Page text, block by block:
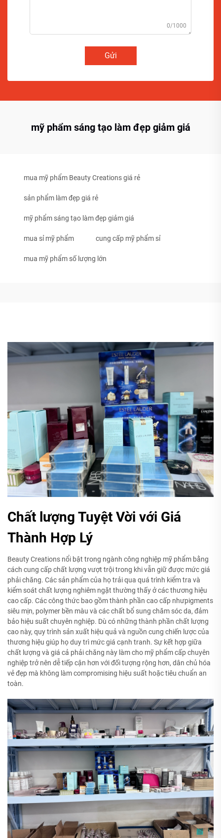
0/1000
Gửi
mỹ phẩm sáng tạo làm đẹp giảm giá
mua mỹ phẩm Beauty Creations giá rẻ
sản phẩm làm đẹp giá rẻ
mỹ phẩm sáng tạo làm đẹp giảm giá
mua sỉ mỹ phẩm cung cấp mỹ phẩm sỉ
mua mỹ phẩm số lượng lớn
Chất lượng Tuyệt Vời với Giá
Thành Hợp Lý
Beauty Creations nổi bật trong ngành công nghiệp mỹ phẩm bằng
cách cung cấp chất lượng vượt trội trong khi vẫn giữ được mức giá
phải chăng. Các sản phẩm của họ trải qua quá trình kiểm tra và
kiểm soát chất lượng nghiêm ngặt thường thấy ở các thương hiệu
cao cấp. Các công thức bao gồm thành phần cao cấp nhưpigments
siêu mịn, polymer bền màu và các chất bổ sung chăm sóc da, đảm
bảo hiệu suất chuyên nghiệp. Dù có những thành phần chất lượng
cao này, quy trình sản xuất hiệu quả và nguồn cung chiến lược của
thương hiệu giúp họ duy trì mức giá cạnh tranh. Sự kết hợp giữa
chất lượng và giá cả phải chăng này làm cho mỹ phẩm cấp chuyên
nghiệp trở nên dễ tiếp cận hơn với đối tượng rộng hơn, dân chủ hóa
vẻ đẹp mà không làm compromising hiệu suất hoặc tiêu chuẩn an
toàn.